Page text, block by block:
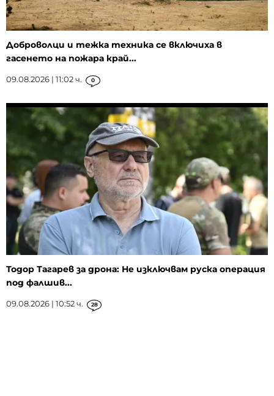
Доброволци и тежка техника се включиха в
гасенето на пожара край...
09.08.2026 | 11:02 ч. 0
Тодор Тагарев за дрона: Не изключвам руска операция
под фалшив...
09.08.2026 | 10:52 ч. 28